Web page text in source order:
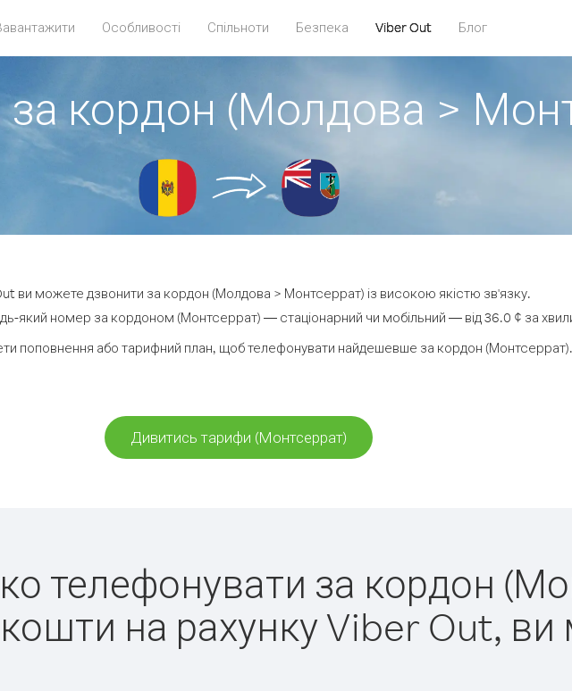
Особливості Спільноти Безпека Viber Out Блог
за кордон (Молдова >
ви можете дзвонити за кордон (Молдова > Монтсеррат) із високою якістю зв'язку.
який номер за кордоном (Монтсеррат) — стаціонарний чи мобільний — від 36.0 ¢ за
поповнення або тарифний план, щоб телефонувати найдешевше за кордон (Монтсеррат).
Дивитись тарифи (Монтсеррат)
телефонувати за кордон
на рахунку Viber Out,